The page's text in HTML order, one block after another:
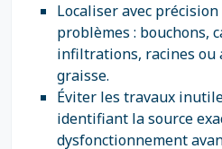
Localiser avec précision
problèmes : bouchons,
infiltrations, racines ou
graisse.
Éviter les travaux
identifiant la source
dysfonctionnement